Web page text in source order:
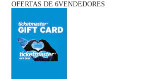
OFERTAS DE 6VENDEDORES